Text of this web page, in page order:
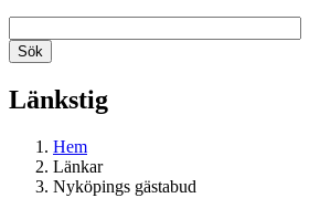
Länkstig
Hem
Länkar
Nyköpings gästabud